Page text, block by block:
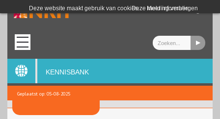
Deze website maakt gebruik van cookies. Meer informatie
Deze melding verbergen
Login
KENNISBANK
Geplaatst op: 05-08-2025